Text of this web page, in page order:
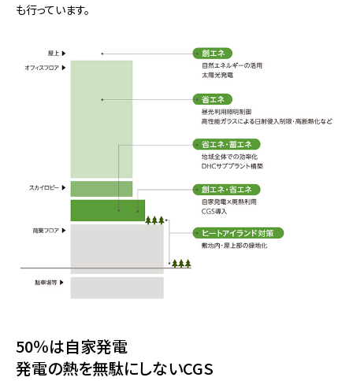
も行っています。
50％は自家発電
発電の熱を無駄にしないCGS